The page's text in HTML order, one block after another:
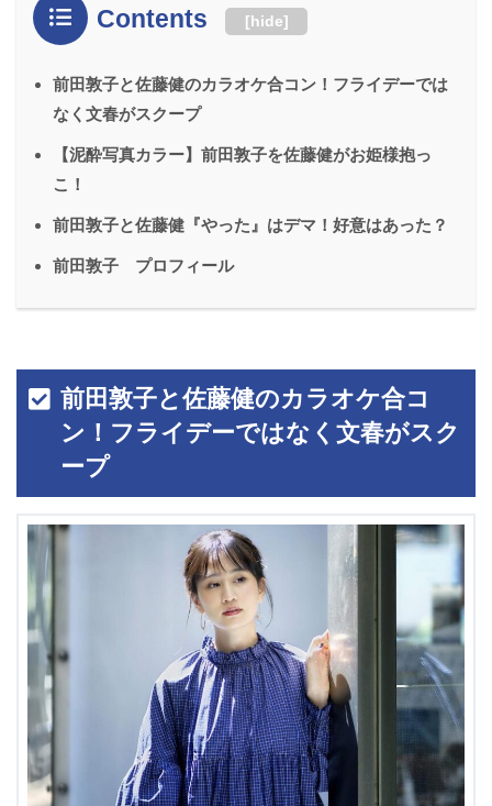
Contents [hide]
前田敦子と佐藤健のカラオケ合コン！フライデーでは
なく文春がスクープ
【泥酔写真カラー】前田敦子を佐藤健がお姫様抱っ
こ！
前田敦子と佐藤健『やった』はデマ！好意はあった？
前田敦子 プロフィール
前田敦子と佐藤健のカラオケ合コ
ン！フライデーではなく文春がスク
ープ